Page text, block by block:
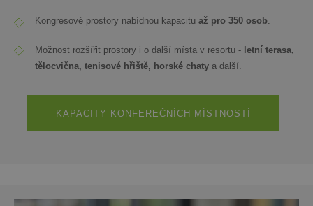
Kongresové prostory nabídnou kapacitu až pro 350 osob.
Možnost rozšířit prostory i o další místa v resortu - letní terasa,
tělocvična, tenisové hřiště, horské chaty a další.
KAPACITY KONFEREČNÍCH MÍSTNOSTÍ